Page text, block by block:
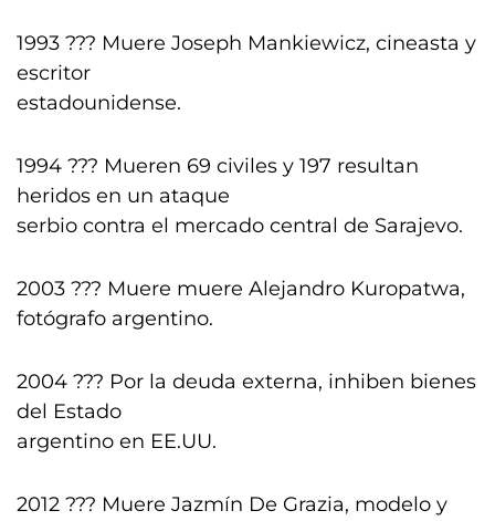
1993 ??? Muere Joseph Mankiewicz, cineasta y
escritor
estadounidense.
1994 ??? Mueren 69 civiles y 197 resultan
heridos en un ataque
serbio contra el mercado central de Sarajevo.
2003 ??? Muere muere Alejandro Kuropatwa,
fotógrafo argentino.
2004 ??? Por la deuda externa, inhiben bienes
del Estado
argentino en EE.UU.
2012 ??? Muere Jazmín De Grazia, modelo y